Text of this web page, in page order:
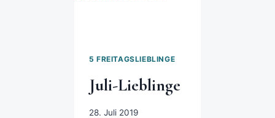
5 FREITAGSLIEBLINGE
Juli-Lieblinge
28. Juli 2019